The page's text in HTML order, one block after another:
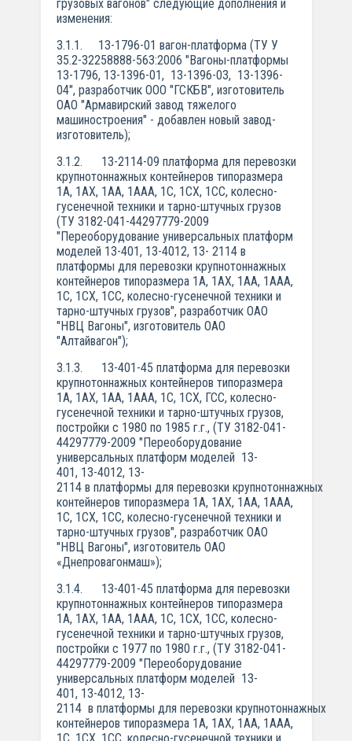
грузовых вагонов" следующие дополнения и
изменения:
3.1.1. 13-1796-01 вагон-платформа (ТУ У
35.2-32258888-563:2006 "Вагоны-платформы
13-1796, 13-1396-01, 13-1396-03, 13-1396-
04", разработчик ООО "ГСКБВ", изготовитель
ОАО "Армавирский завод тяжелого
машиностроения" - добавлен новый завод-
изготовитель);
3.1.2. 13-2114-09 платформа для перевозки
крупнотоннажных контейнеров типоразмера
1А, 1АХ, 1АА, 1ААА, 1C, 1СХ, 1СС, колесно-
гусенечной техники и тарно-штучных грузов
(ТУ 3182-041-44297779-2009
"Переоборудование универсальных платформ
моделей 13-401, 13-4012, 13- 2114 в
платформы для перевозки крупнотоннажных
контейнеров типоразмера 1А, 1АХ, 1АА, 1ААА,
1C, 1СХ, 1СС, колесно-гусенечной техники и
тарно-штучных грузов", разработчик ОАО
"НВЦ Вагоны", изготовитель ОАО
"Алтайвагон");
3.1.3. 13-401-45 платформа для перевозки
крупнотоннажных контейнеров типоразмера
1А, 1АХ, 1АА, 1ААА, 1C, 1СХ, ГСС, колесно-
гусенечной техники и тарно-штучных грузов,
постройки с 1980 по 1985 г.г., (ТУ 3182-041-
44297779-2009 "Переоборудование
универсальных платформ моделей 13-
401, 13-4012, 13-
2114 в платформы для перевозки крупнотоннажных
контейнеров типоразмера 1А, 1АХ, 1АА, 1ААА,
1C, 1СХ, 1СС, колесно-гусенечной техники и
тарно-штучных грузов", разработчик ОАО
"НВЦ Вагоны", изготовитель ОАО
«Днепровагонмаш»);
3.1.4. 13-401-45 платформа для перевозки
крупнотоннажных контейнеров типоразмера
1А, 1АХ, 1АА, 1ААА, 1C, 1СХ, 1СС, колесно-
гусенечной техники и тарно-штучных грузов,
постройки с 1977 по 1980 г.г., (ТУ 3182-041-
44297779-2009 "Переоборудование
универсальных платформ моделей 13-
401, 13-4012, 13-
2114 в платформы для перевозки крупнотоннажных
контейнеров типоразмера 1А, 1АХ, 1АА, 1ААА,